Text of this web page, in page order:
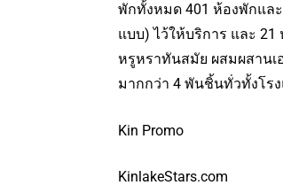
พักทั้งหมด 401 ห้องพักแล
แบบ) ไว้ให้บริการ และ
หรูหราทันสมัย ผสมผสาน
มากกว่า 4 พันชิ้นทั่วทั้งโร
Kin Promo
KinlakeStars.com